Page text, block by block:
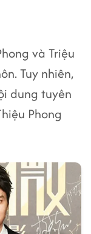
và Triệu
Tuy nhiên,
dung tuyên
Phong